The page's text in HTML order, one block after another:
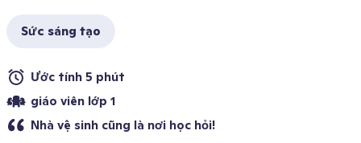
Sức sáng tạo
Ước tính 5 phút
giáo viên lớp 1
Nhà vệ sinh cũng là nơi học hỏi!